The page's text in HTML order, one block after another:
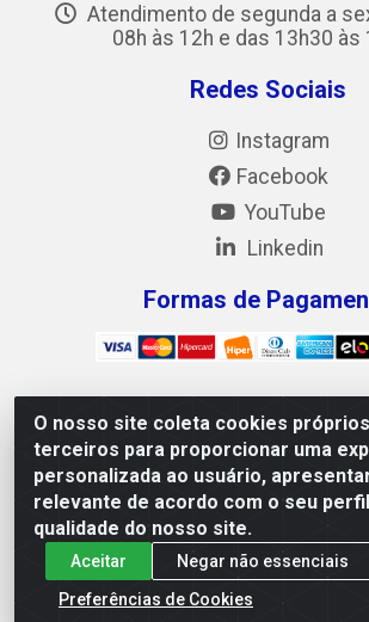
O nosso site coleta cookies
terceiros para proporcionar uma
personalizada ao usuário,
relevante de acordo com o seu
qualidade do nosso site.
Aceitar
Negar não essenciais
Preferências de Cookies
Atendimento de segunda a
08h às 12h e das 13h30 às
Redes Sociais
Instagram
Facebook
YouTube
Linkedin
Formas de
Mix Alimentos LTDA - Quadra Asr Ne
Alameda 02, S/N - Plano Diretor Norte,
77.006-540 - CNPJ 05.922.500/